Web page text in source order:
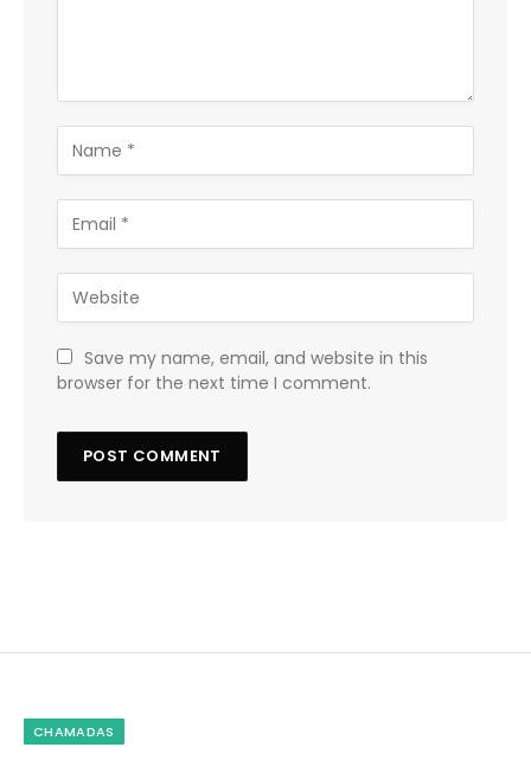
Save my name, email, and website in this
browser for the next time I comment.
CHAMADAS